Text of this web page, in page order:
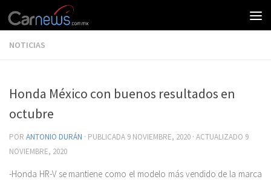
NOTICIAS
Honda México con buenos resultados en
octubre
POR ANTONIO DURÁN · PUBLICADA 9 NOVIEMBRE, 2020 · ACTUALIZADO 9
NOVIEMBRE, 2020
-Honda HR-V se mantiene como el modelo más vendido de la marca